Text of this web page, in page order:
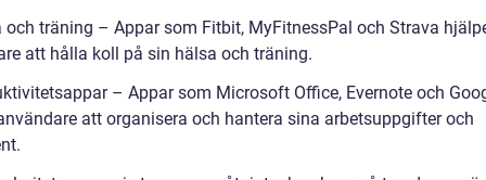
och träning – Appar som Fitbit, MyFitnessPal och Strava
att hålla koll på sin hälsa och träning.
– Appar som Microsoft Office, Evernote och
att organisera och hantera sina arbetsuppgifter och